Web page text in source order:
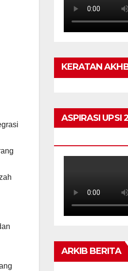
KERATAN
ASPIRASI UPSI
ARKIB BERITA